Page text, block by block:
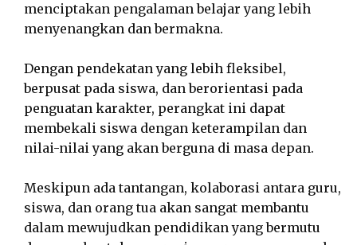
menciptakan pengalaman belajar yang lebih
menyenangkan dan bermakna.
Dengan pendekatan yang lebih fleksibel,
berpusat pada siswa, dan berorientasi pada
penguatan karakter, perangkat ini dapat
membekali siswa dengan keterampilan dan
nilai-nilai yang akan berguna di masa depan.
Meskipun ada tantangan, kolaborasi antara guru,
siswa, dan orang tua akan sangat membantu
dalam mewujudkan pendidikan yang bermutu